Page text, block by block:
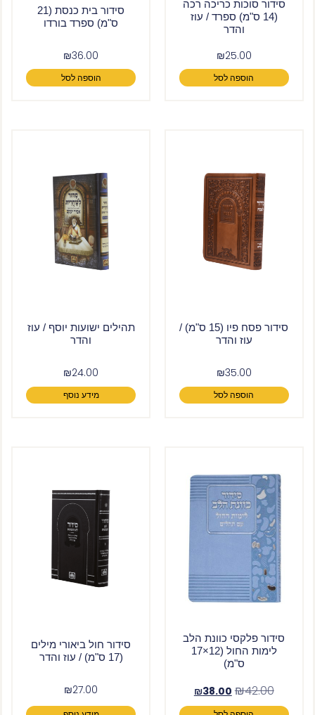
סידור סוכות כריכה רכה
(14 ס"מ) ספרד / עוז
והדר
₪25.00
הוספה לסל
סידור בית כנסת (21
ס"מ) ספרד בורדו
₪36.00
הוספה לסל
סידור פסח פיו (15 ס"מ) /
עוז והדר
₪35.00
הוספה לסל
תהילים ישועות יוסף / עוז
והדר
₪24.00
מידע נוסף
סידור פלקסי כוונת הלב
לימות החול (12×17
ס"מ)
₪42.00
₪38.00
סידור חול ביאורי מילים
(17 ס"מ) / עוז והדר
₪27.00